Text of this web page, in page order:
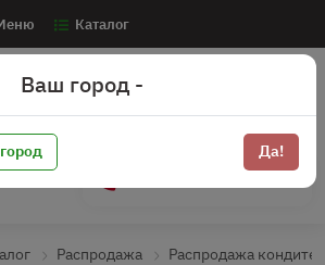
Каталог
Распродажа Распродажа
Ваш город -
Да!